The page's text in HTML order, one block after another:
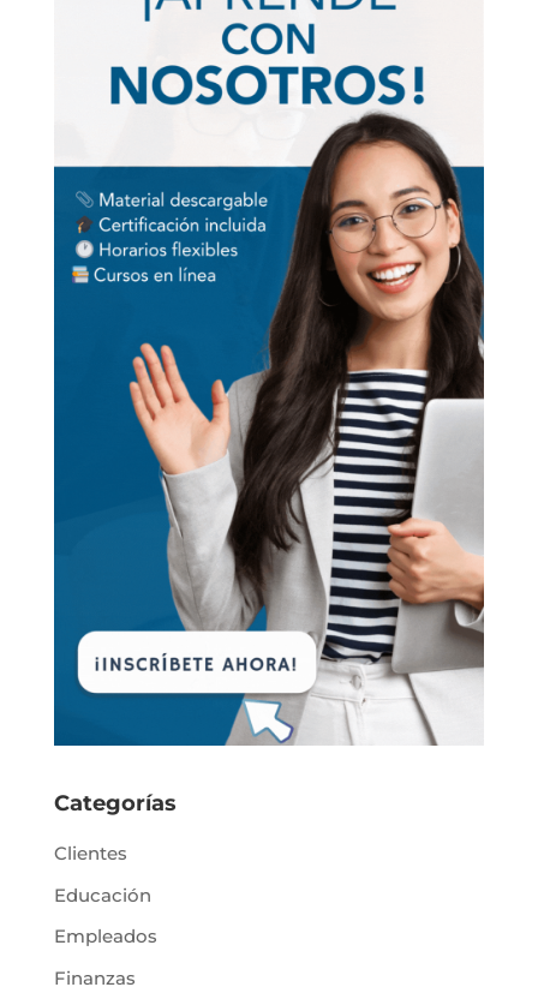
Categorías
Clientes
Educación
Empleados
Finanzas